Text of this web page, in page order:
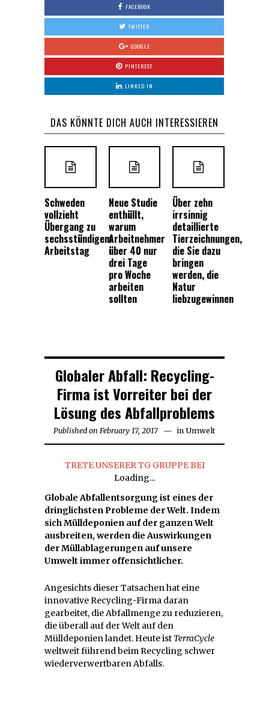
FACEBOOK
TWITTER
GOOGLE
PINTEREST
LINKED IN
DAS KÖNNTE DICH AUCH INTERESSIEREN
Schweden
vollzieht
Übergang zu
sechsstündigem
Arbeitstag
Neue Studie
enthüllt,
warum
Arbeitnehmer
über 40 nur
drei Tage
pro Woche
arbeiten
sollten
Über zehn
irrsinnig
detaillierte
Tierzeichnungen,
die Sie dazu
bringen
werden, die
Natur
liebzugewinnen
Globaler Abfall: Recycling-
Firma ist Vorreiter bei der
Lösung des Abfallproblems
Published on February 17, 2017 in Umwelt
TRETE UNSERER TG GRUPPE BEI
Loading...
Globale Abfallentsorgung ist eines der
dringlichsten Probleme der Welt. Indem
sich Mülldeponien auf der ganzen Welt
ausbreiten, werden die Auswirkungen
der Müllablagerungen auf unsere
Umwelt immer offensichtlicher.
Angesichts dieser Tatsachen hat eine
innovative Recycling-Firma daran
gearbeitet, die Abfallmenge zu reduzieren,
die überall auf der Welt auf den
Mülldeponien landet. Heute ist TerraCycle
weltweit führend beim Recycling schwer
wiederverwertbaren Abfalls.